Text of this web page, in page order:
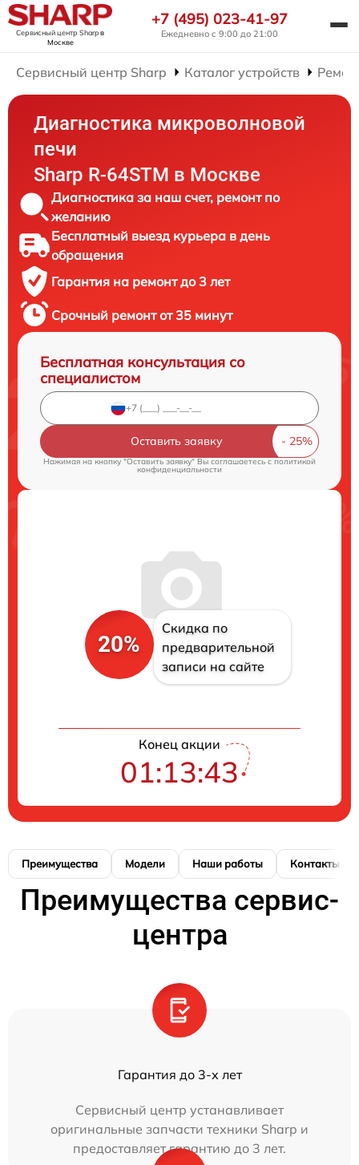
Сервисный центр Sharpв
Москве
+7 (495) 023-41-97
Ежедневно с 9:00 до 21:00
Сервисный центр Sharp Каталог устройств
Диагностика микроволновой
печи
Sharp R-64STM в Москве
Диагностика за наш счет, ремонт по
желанию
Бесплатный выезд курьера в день
обращения
Гарантия на ремонт до 3 лет
Срочный ремонт от 35 минут
Бесплатная консультация со
специалистом
Оставить заявку
Нажимая на кнопку "Оставить заявку" Вы соглашаетесь cполитикой
конфиденциальности
20%
Скидка по
предварительной
записи на сайте
Конец акции
01:13:43
Преимущества Модели Наши работы Контакты
Преимущества сервис-
центра
Гарантия до 3-х лет
Сервисный центр устанавливает
оригинальные запчасти техники Sharp и
предоставляет гарантию до 3 лет.